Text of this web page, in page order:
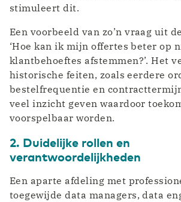
stimuleert dit.
Een voorbeeld van zo’n vraag uit
‘Hoe kan ik mijn offertes beter op
klantbehoeftes afstemmen?’. Het
historische feiten, zoals eerdere
bestelfrequentie en
veel inzicht geven waardoor
voorspelbaar worden.
2. Duidelijke rollen en
verantwoordelijkheden
Een aparte afdeling met
toegewijde data managers, data